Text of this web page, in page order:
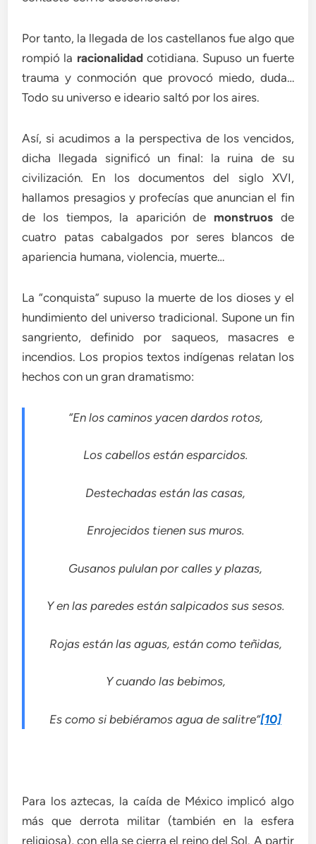
Por tanto, la llegada de los castellanos fue algo que
rompió la racionalidadcotidiana. Supuso un fuerte
trauma y conmoción que provocó miedo, duda…
Todo su universo e ideario saltó por los aires.
Así, si acudimos a la perspectiva de los vencidos,
dicha llegada significó un final: la ruina de su
civilización. En los documentos del siglo XVI,
hallamos presagios y profecías que anuncian el fin
de los tiempos, la aparición de monstruos de
cuatro patas cabalgados por seres blancos de
apariencia humana, violencia, muerte…
La “conquista” supuso la muerte de los dioses y el
hundimiento del universo tradicional. Supone un fin
sangriento, definido por saqueos, masacres e
incendios. Los propios textos indígenas relatan los
hechos con un gran dramatismo:
“En los caminos yacen dardos rotos,
Los cabellos están esparcidos.
Destechadas están las casas,
Enrojecidos tienen sus muros.
Gusanos pululan por calles y plazas,
Y en las paredes están salpicados sus sesos.
Rojas están las aguas, están como teñidas,
Y cuando las bebimos,
Es como si bebiéramos agua de salitre”[10]
Para los aztecas, la caída de México implicó algo
más que derrota militar (también en la esfera
religiosa), con ella se cierra el reino del Sol. A partir